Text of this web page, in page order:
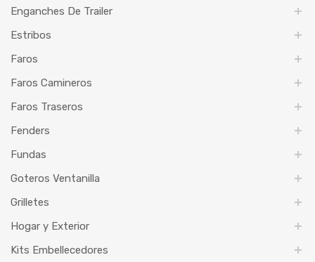
Enganches De Trailer
Estribos
Faros
Faros Camineros
Faros Traseros
Fenders
Fundas
Goteros Ventanilla
Grilletes
Hogar y Exterior
Kits Embellecedores